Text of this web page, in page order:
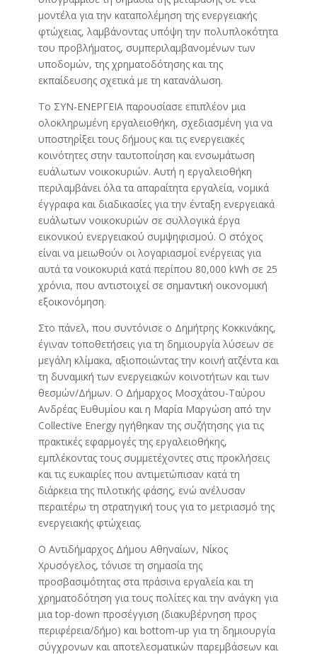
μοντέλα για την καταπολέμηση της ενεργειακής
φτώχειας, λαμβάνοντας υπόψη την πολυπλοκότητα
του προβλήματος, συμπεριλαμβανομένων των
υποδομών, της χρηματοδότησης και της
εκπαίδευσης σχετικά με τη κατανάλωση.
Το ΣΥΝ-ΕΝΕΡΓΕΙΑ παρουσίασε επιπλέον μια
ολοκληρωμένη εργαλειοθήκη, σχεδιασμένη για να
υποστηρίξει τους δήμους και τις ενεργειακές
κοινότητες στην ταυτοποίηση και ενσωμάτωση
ευάλωτων νοικοκυριών. Αυτή η εργαλειοθήκη
περιλαμβάνει όλα τα απαραίτητα εργαλεία, νομικά
έγγραφα και διαδικασίες για την ένταξη ενεργειακά
ευάλωτων νοικοκυριών σε συλλογικά έργα
εικονικού ενεργειακού συμψηφισμού. Ο στόχος
είναι να μειωθούν οι λογαριασμοί ενέργειας για
αυτά τα νοικοκυριά κατά περίπου 80,000 kWh σε 25
χρόνια, που αντιστοιχεί σε σημαντική οικονομική
εξοικονόμηση.
Στο πάνελ, που συντόνισε ο Δημήτρης Κοκκινάκης,
έγιναν τοποθετήσεις για τη δημιουργία λύσεων σε
μεγάλη κλίμακα, αξιοποιώντας την κοινή ατζέντα και
τη δυναμική των ενεργειακών κοινοτήτων και των
θεσμών/Δήμων. Ο Δήμαρχος Μοσχάτου-Ταύρου
Ανδρέας Ευθυμίου και η Μαρία Μαργώση από την
Collective Energy ηγήθηκαν της συζήτησης για τις
πρακτικές εφαρμογές της εργαλειοθήκης,
εμπλέκοντας τους συμμετέχοντες στις προκλήσεις
και τις ευκαιρίες που αντιμετώπισαν κατά τη
διάρκεια της πιλοτικής φάσης, ενώ ανέλυσαν
περαιτέρω τη στρατηγική τους για το μετριασμό της
ενεργειακής φτώχειας.
Ο Αντιδήμαρχος Δήμου Αθηναίων, Νίκος
Χρυσόγελος, τόνισε τη σημασία της
προσβασιμότητας στα πράσινα εργαλεία και τη
χρηματοδότηση για τους πολίτες και την ανάγκη για
μια top-down προσέγγιση (διακυβέρνηση προς
περιφέρεια/δήμο) και bottom-up για τη δημιουργία
σύγχρονων και αποτελεσματικών παρεμβάσεων και